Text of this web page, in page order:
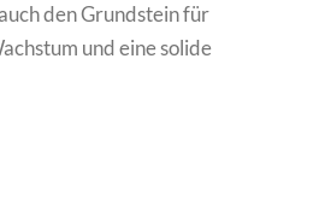
den Grundstein für
und eine solide